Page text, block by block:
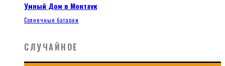
Умный Дом в Монтаук
Солнечные батареи
СЛУЧАЙНОЕ